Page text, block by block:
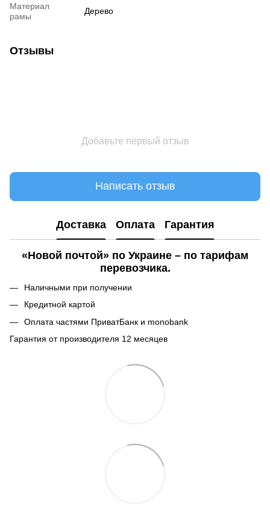
Материал
рамы
Дерево
Отзывы
Добавьте первый отзыв
Написать отзыв
Доставка Оплата Гарантия
«Новой почтой» по Украине – по тарифам
перевозчика.
Наличными при получении
Кредитной картой
Оплата частями ПриватБанк и monobank
Гарантия от производителя 12 месяцев